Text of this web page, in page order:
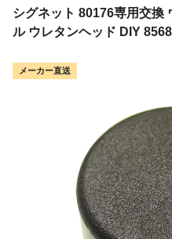
シグネット 80176専用交換
ル ウレタンヘッド DIY
メーカー直送